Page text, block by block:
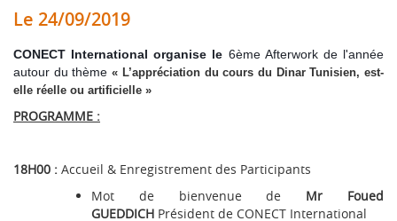
Le 24/09/2019
CONECT International organise le 6ème Afterwork de l'année
autour du thème« L’appréciation du cours du Dinar Tunisien, est-
elle réelle ou artificielle »
PROGRAMME :
18H00 : Accueil & Enregistrement des Participants
Mot de bienvenue de Mr Foued
GUEDDICH Président de CONECT International